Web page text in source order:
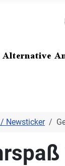
Newsticker